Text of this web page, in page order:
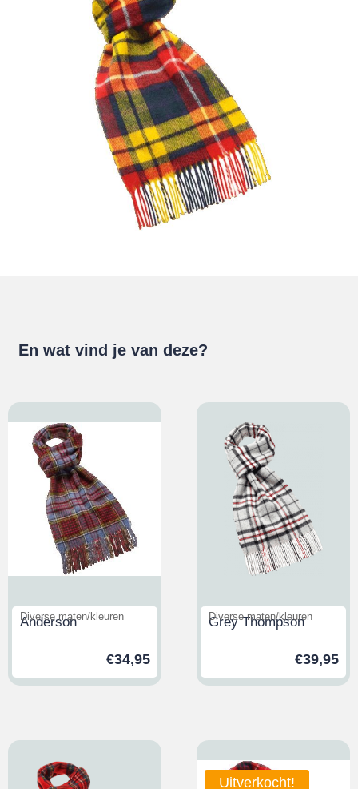
En wat vind je van deze?
Anderson
Diverse maten/kleuren
€34,95
Grey Thompson
Diverse maten/kleuren
€39,95
Uitverkocht!